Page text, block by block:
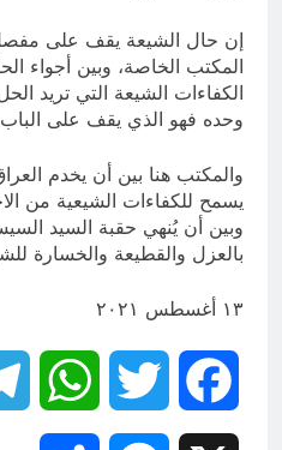
إن حال الشيعة يقف على
المكتب الخاصة، وبين أجواء
الكفاءات الشيعة التي تريد الحل
وحده فهو الذي يقف على
والمكتب هنا بين أن يخدم
يسمح للكفاءات الشيعية من
وبين أن يُنهي حقبة السيد
بالعزل والقطيعة والخسارة
١٣ أغسطس ٢٠٢١
Facebook
Twitter